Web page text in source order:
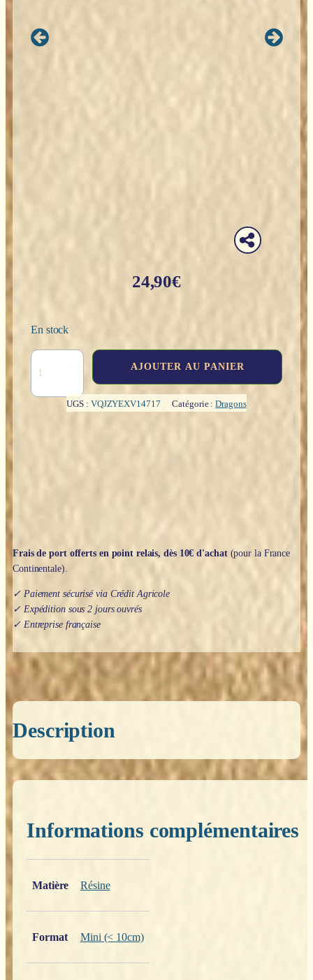
24,90€
En stock
AJOUTER AU PANIER
UGS : VQJZYEXV14717 Catégorie :Dragons
Frais de port offerts en point relais, dès 10€ d'achat(pour la France
Continentale).
✓ Paiement sécurisé via Crédit Agricole
✓ Expédition sous 2 jours ouvrés
✓ Entreprise française
Description
Informations complémentaires
Matière
Résine
Format Mini (< 10cm)